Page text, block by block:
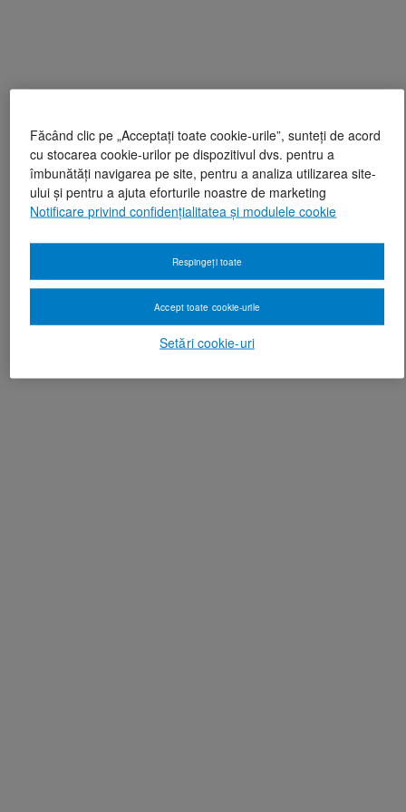
Făcând clic pe „Acceptați toate cookie-urile”, sunteți de acord
cu stocarea cookie-urilor pe dispozitivul dvs. pentru a
îmbunătăți navigarea pe site, pentru a analiza utilizarea site-
ului și pentru a ajuta eforturile noastre de marketing
Notificare privind confidențialitatea și modulele cookie
Setări cookie-uri
Respingeți toate
Accept toate cookie-urile